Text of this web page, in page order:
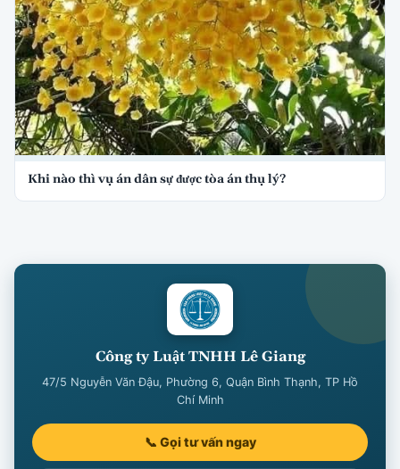
Khi nào thì vụ án dân sự được tòa án thụ lý?
Công ty Luật TNHH Lê Giang
47/5 Nguyễn Văn Đậu, Phường 6, Quận Bình Thạnh, TP Hồ
Chí Minh
📞 Gọi tư vấn ngay